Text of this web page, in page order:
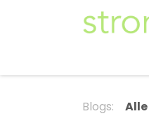
Zum Inhalt springen
Blogs: Alle